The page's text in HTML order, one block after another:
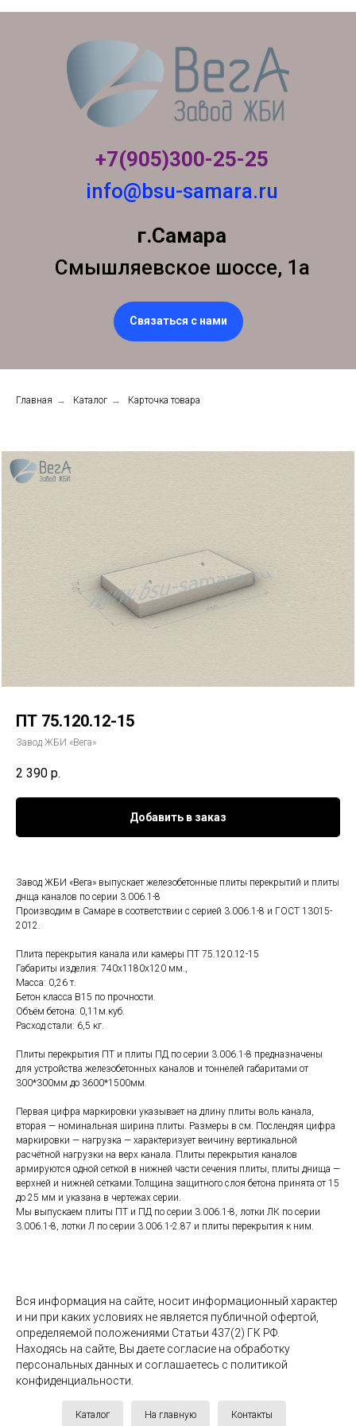
+7(905)300-25-25
info@bsu-samara.ru
г.Самара
Смышляевское шоссе, 1а
Связаться с нами
Главная → Каталог → Карточка товара
ПТ 75.120.12-15
Завод ЖБИ «Вега»
2 390 р.
Добавить в заказ
Завод ЖБИ «Вега» выпускает железобетонные плиты перекрытий и плиты
днща каналов по серии 3.006.1-8
Производим в Самаре в соответствии с серией 3.006.1-8 и ГОСТ 13015-
2012.
Плита перекрытия канала или камеры ПТ 75.120.12-15
Габариты изделия: 740x1180x120 мм.,
Масса: 0,26 т.
Бетон класса В15 по прочности.
Объём бетона: 0,11м.куб.
Расход стали: 6,5 кг.
Плиты перекрытия ПТ и плиты ПД по серии 3.006.1-8 предназначены
для устройства железобетонных каналов и тоннелей габаритами от
300*300мм до 3600*1500мм.
Первая цифра маркировки указывает на длину плиты воль канала,
вторая — номинальная ширина плиты. Размеры в см. Послендяя цифра
маркировки — нагрузка — характеризует веичину вертикальной
расчётной нагрузки на верх канала. Плиты перекрытия каналов
армируются одной сеткой в нижней части сечения плиты, плиты днища —
верхней и нижней сетками.Толщина защитного слоя бетона принята от 15
до 25 мм и указана в чертежах серии.
Мы выпускаем плиты ПТ и ПД по серии 3.006.1-8, лотки ЛК по серии
3.006.1-8, лотки Л по серии 3.006.1-2.87 и плиты перекрытия к ним.
Вся информация на сайте, носит информационный характер
и ни при каких условиях не является публичной офертой,
определяемой положениями Статьи 437(2) ГК РФ.
Находясь на сайте, Вы даете согласие на обработку
персональных данных и соглашаетесь c политикой
конфиденциальности.
Каталог На главную Контакты